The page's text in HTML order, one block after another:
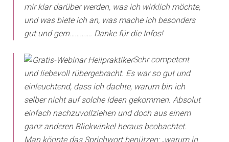
mir klar darüber werden, was ich wirklich möchte,
und was biete ich an, was mache ich besonders
gut und gern…………. Danke für die Infos!
Sehr competent
und liebevoll rübergebracht. Es war so gut und
einleuchtend, dass ich dachte, warum bin ich
selber nicht auf solche Ideen gekommen. Absolut
einfach nachzuvollziehen und doch aus einem
ganz anderen Blickwinkel heraus beobachtet.
Man könnte das Sprichwort benützen: „warum in